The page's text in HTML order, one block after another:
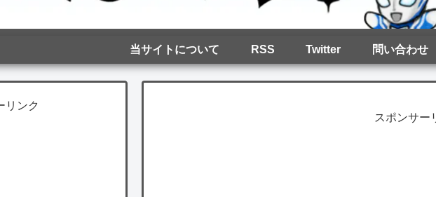
当サイトについて RSS Twitter 問い合わせ
スポンサー
リンク